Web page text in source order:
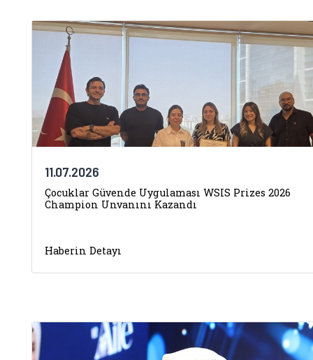
11.07.2026
Çocuklar Güvende Uygulaması WSIS Prizes 2026
Champion Unvanını Kazandı
Haberin Detayı